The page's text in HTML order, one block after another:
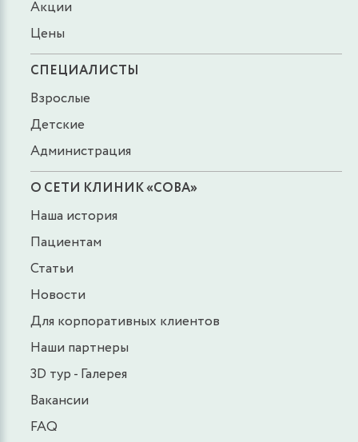
Акции
Цены
СПЕЦИАЛИСТЫ
Взрослые
Детские
Администрация
О СЕТИ КЛИНИК «СОВА»
Наша история
Пациентам
Статьи
Новости
Для корпоративных клиентов
Наши партнеры
3D тур - Галерея
Вакансии
FAQ